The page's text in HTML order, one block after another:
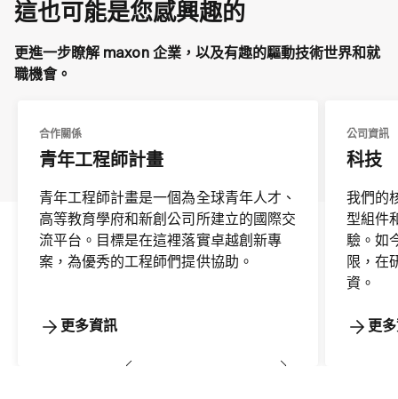
這也可能是您感興趣的
更進一步瞭解 maxon 企業，以及有趣的驅動技術世界和就
職機會。
合作關係
青年工程師計畫
青年工程師計畫是一個為全球青年人才、
高等教育學府和新創公司所建立的國際交
流平台。目標是在這裡落實卓越創新專
案，為優秀的工程師們提供協助。
更多資訊
公司資訊
科技
我們的
型組件
驗。如
限，在
資。
更